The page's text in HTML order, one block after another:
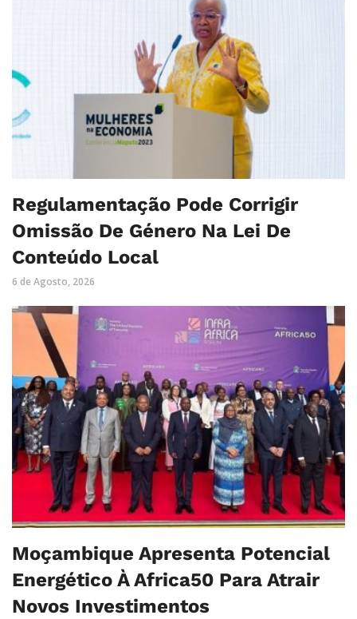
Regulamentação Pode Corrigir
Omissão De Género Na Lei De
Conteúdo Local
6 de Agosto, 2026
Moçambique Apresenta Potencial
Energético À Africa50 Para Atrair
Novos Investimentos